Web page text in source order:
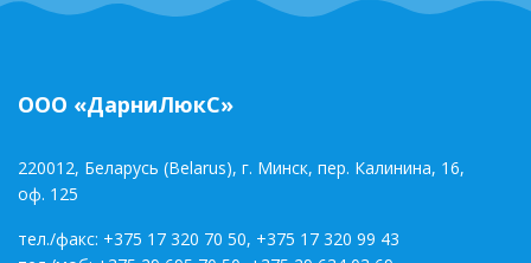
ООО «ДарниЛюкС»
220012, Беларусь (Belarus), г. Минск, пер. Калинина, 16,
оф. 125
тел./факс: +375 17 320 70 50, +375 17 320 99 43